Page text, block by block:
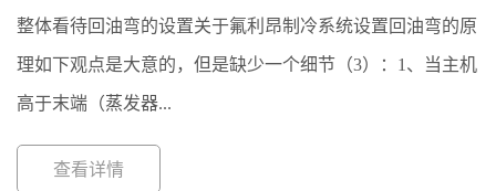
整体看待回油弯的设置关于氟利昂制冷系统设置回油弯的原
理如下观点是大意的，但是缺少一个细节（3）：1、当主机
高于末端（蒸发器...
查看详情